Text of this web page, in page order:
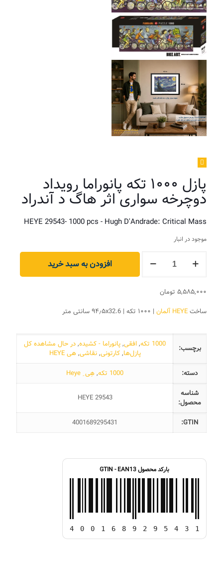
پازل ۱۰۰۰ تکه پانوراما رویداد
دوچرخه سواری اثر هاگ د آندراد
HEYE 29543- 1000 pcs - Hugh D'Andrade: Critical Mass
موجود در انبار
۱۰۰۰
رویداد
سواری
هاگ
آندراد
افزودن به سبد خرید
۵,۵۸۵,۰۰۰ تومان
ساختHEYE آلمان | ۱۰۰۰ تکه | ۹۴٫۵x32.6 سانتی متر
برچسب: 1000 تکه ,افقی,پانوراما - کشیده,در حال مشاهده کل
پازل‌ها,کارتونی,نقاشی,هی HEYE
دسته:
1000 تکه ,هِی ِ Heye
شناسه
محصول:
HEYE 29543
GTIN:
4001689295431
بارکد محصول GTIN - EAN13
4 0 0 1 6 8 9 2 9 5 4 3 1